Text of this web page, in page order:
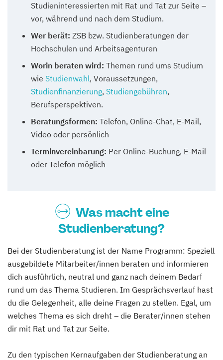
Studieninteressierten mit Rat und Tat zur Seite –
vor, während und nach dem Studium.
Wer berät: ZSB bzw. Studienberatungen der
Hochschulen und Arbeitsagenturen
Worin beraten wird: Themen rund ums Studium
wie Studienwahl, Voraussetzungen,
Studienfinanzierung, Studiengebühren,
Berufsperspektiven.
Beratungsformen: Telefon, Online-Chat, E-Mail,
Video oder persönlich
Terminvereinbarung: Per Online-Buchung, E-Mail
oder Telefon möglich
Was macht eine
Studienberatung?
Bei der Studienberatung ist der Name Programm: Speziell
ausgebildete Mitarbeiter/innen beraten und informieren
dich ausführlich, neutral und ganz nach deinem Bedarf
rund um das Thema Studieren. Im Gesprächsverlauf hast
du die Gelegenheit, alle deine Fragen zu stellen. Egal, um
welches Thema es sich dreht – die Berater/innen stehen
dir mit Rat und Tat zur Seite.
Zu den typischen Kernaufgaben der Studienberatung an